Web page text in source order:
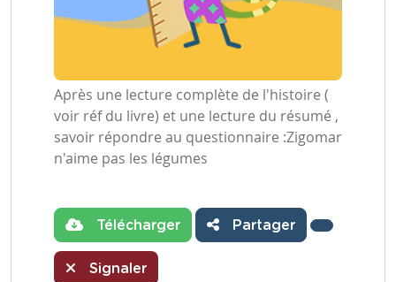
Après une lecture complète de l'histoire (
voir réf du livre) et une lecture du résumé ,
savoir répondre au questionnaire :Zigomar
n'aime pas les légumes
Télécharger Partager
Signaler